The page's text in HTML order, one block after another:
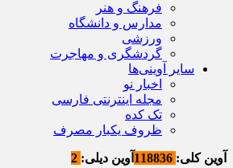
فرهنگ و هنر
مدارس و دانشگاه
ورزشی
گردشگری و مهاجرت
سایر آوینی‌ها
اخبار نو
مجله اینترنتی فارسی
تک کده
ظروف یکبار مصرف
آوین کلی: آوین دیلی: